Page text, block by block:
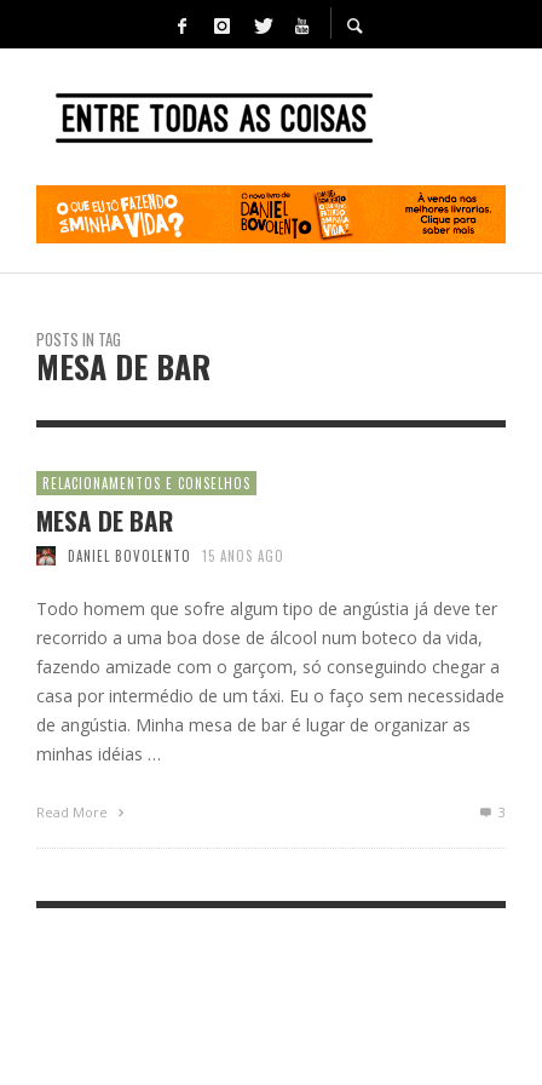
POSTS IN TAG
MESA DE BAR
RELACIONAMENTOS E CONSELHOS
MESA DE BAR
DANIEL BOVOLENTO 15 ANOS AGO
Todo homem que sofre algum tipo de angústia já deve ter
recorrido a uma boa dose de álcool num boteco da vida,
fazendo amizade com o garçom, só conseguindo chegar a
casa por intermédio de um táxi. Eu o faço sem necessidade
de angústia. Minha mesa de bar é lugar de organizar as
minhas idéias …
Read More 3